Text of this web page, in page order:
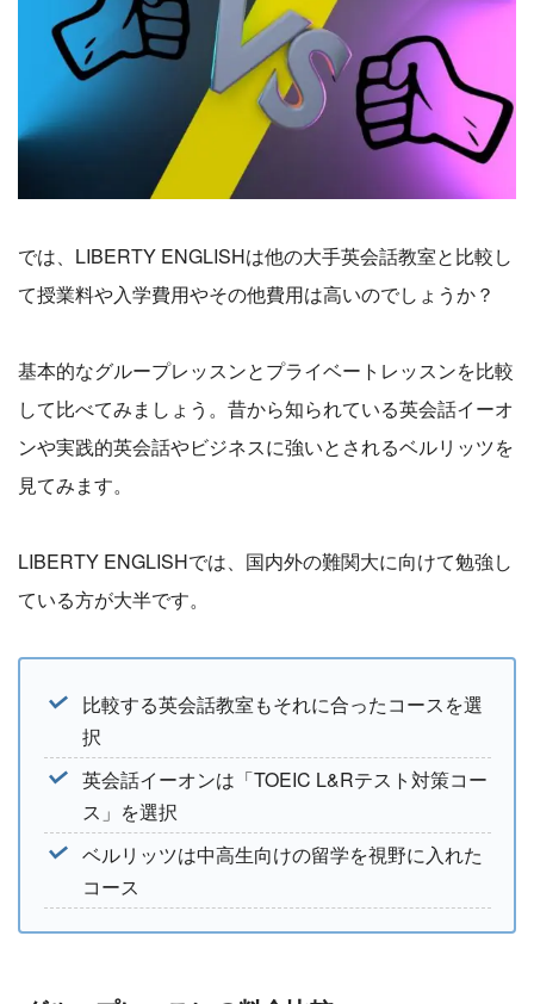
では、LIBERTY ENGLISHは他の大手英会話教室と比較し
て授業料や入学費用やその他費用は高いのでしょうか？
基本的なグループレッスンとプライベートレッスンを比較
して比べてみましょう。昔から知られている英会話イーオ
ンや実践的英会話やビジネスに強いとされるベルリッツを
見てみます。
LIBERTY ENGLISHでは、国内外の難関大に向けて勉強し
ている方が大半です。
比較する英会話教室もそれに合ったコースを選
択
英会話イーオンは「TOEIC L&Rテスト対策コー
ス」を選択
ベルリッツは中高生向けの留学を視野に入れた
コース